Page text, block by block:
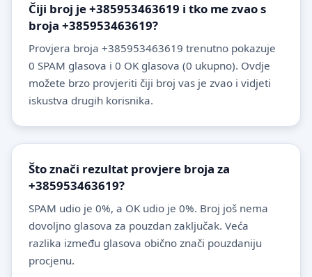
Čiji broj je +385953463619 i tko me zvao s
broja +385953463619?
Provjera broja +385953463619 trenutno pokazuje
0 SPAM glasova i 0 OK glasova (0 ukupno). Ovdje
možete brzo provjeriti čiji broj vas je zvao i vidjeti
iskustva drugih korisnika.
Što znači rezultat provjere broja za
+385953463619?
SPAM udio je 0%, a OK udio je 0%. Broj još nema
dovoljno glasova za pouzdan zaključak. Veća
razlika između glasova obično znači pouzdaniju
procjenu.